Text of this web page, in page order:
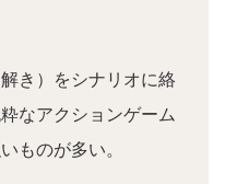
き）をシナリオに絡
なアクションゲーム
ものが多い。